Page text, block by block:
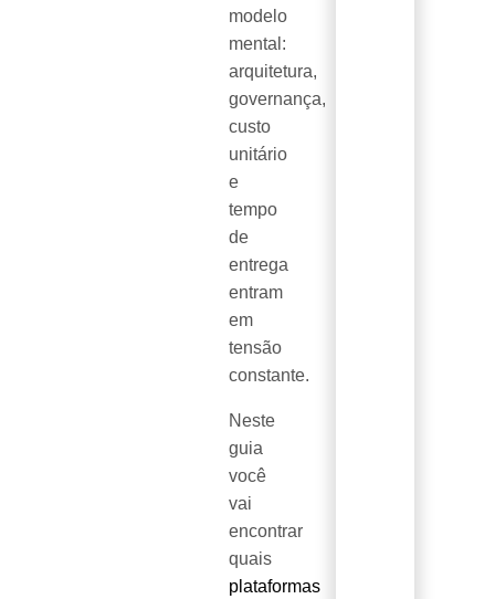
modelo
mental:
arquitetura,
governança,
custo
unitário
e
tempo
de
entrega
entram
em
tensão
constante.
Neste
guia
você
vai
encontrar
quais
plataformas